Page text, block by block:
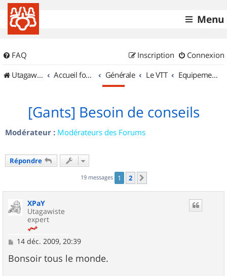
Menu
FAQ Connexion
Inscription
UtagawaVTT (Randos VTT et VTTAE avec traces GPS)
Accueil forum Générale Le VTT Equipements et Accessoires
[Gants] Besoin de conseils
Modérateur : Modérateurs des Forums
Répondre
19 messages 1 2
XPaY
Utagawiste
expert
M
s
s
14 déc. 2009, 20:39
Bonsoir tous le monde.